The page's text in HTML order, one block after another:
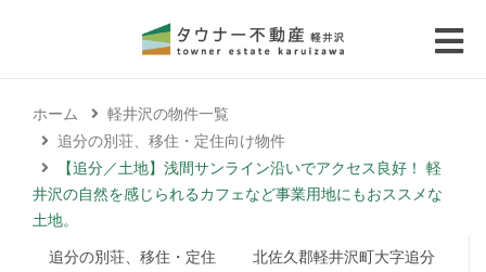
(物件種別から選ぶ)
(価格帯から選ぶ)
(コラム・移住者の声)
ホーム
軽井沢の物件一覧
追分の別荘、移住・定住向け物件
【追分／土地】浅間サンライン沿いでアクセス良好！ 軽
井沢の自然を感じられるカフェなど事業用地にもおススメな
土地。
追分の別荘、移住・定住
北佐久郡軽井沢町大字追分